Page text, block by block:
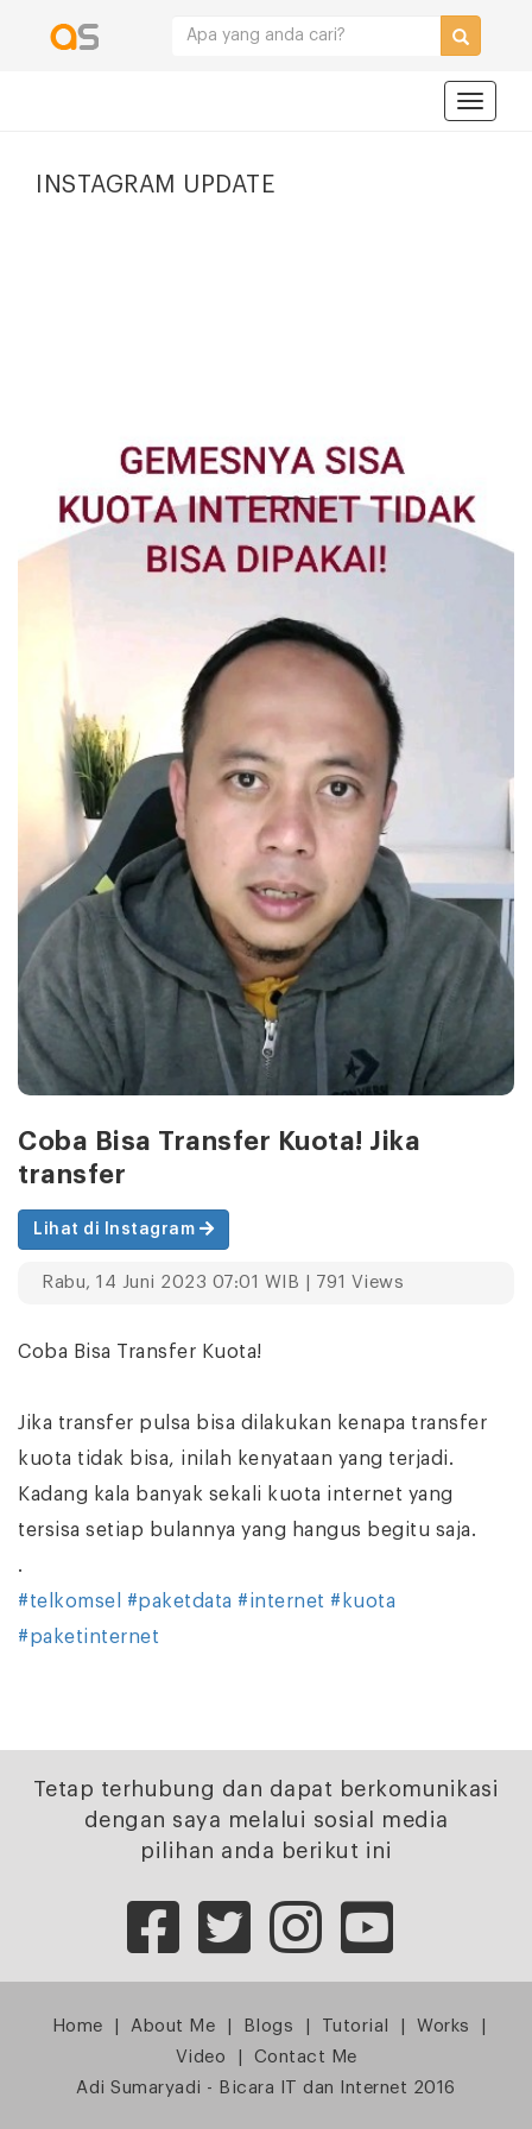
INSTAGRAM UPDATE
Coba Bisa Transfer Kuota! Jika
transfer
Lihat di Instagram
Rabu, 14 Juni 2023 07:01 WIB | 791 Views
Coba Bisa Transfer Kuota!
Jika transfer pulsa bisa dilakukan kenapa transfer
kuota tidak bisa, inilah kenyataan yang terjadi.
Kadang kala banyak sekali kuota internet yang
tersisa setiap bulannya yang hangus begitu saja.
.
#telkomsel
#paketdata #internet #kuota
#paketinternet
Tetap terhubung dan dapat berkomunikasi
dengan saya melalui sosial media
pilihan anda berikut ini
Home About Me Blogs Tutorial Works
Video
Contact Me
Adi Sumaryadi - Bicara IT dan Internet 2016